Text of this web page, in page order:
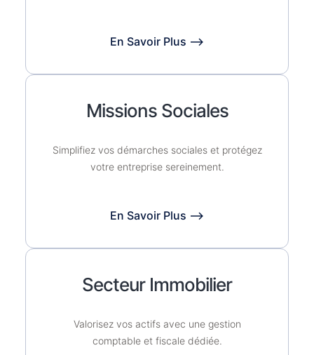
En Savoir Plus ⟶
Missions Sociales
Simplifiez vos démarches sociales et protégez
votre entreprise sereinement.
En Savoir Plus ⟶
Secteur Immobilier
Valorisez vos actifs avec une gestion
comptable et fiscale dédiée.